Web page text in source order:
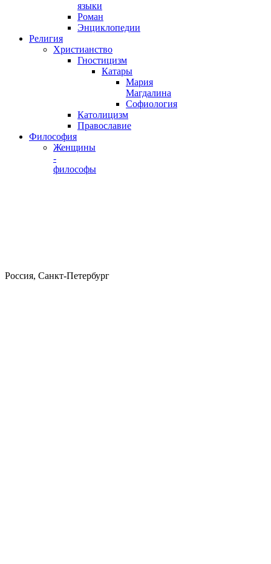
языки
Роман
Энциклопедии
Религия
Христианство
Гностицизм
Катары
Мария
Магдалина
Софиология
Католицизм
Православие
Философия
Женщины
-
философы
Россия, Санкт-Петербург